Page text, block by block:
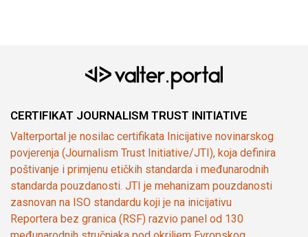
CERTIFIKAT JOURNALISM TRUST INITIATIVE
Valterportal je nosilac certifikata Inicijative novinarskog
povjerenja (Journalism Trust Initiative/JTI), koja definira
poštivanje i primjenu etičkih standarda i međunarodnih
standarda pouzdanosti. JTI je mehanizam pouzdanosti
zasnovan na ISO standardu koji je na inicijativu
Reportera bez granica (RSF) razvio panel od 130